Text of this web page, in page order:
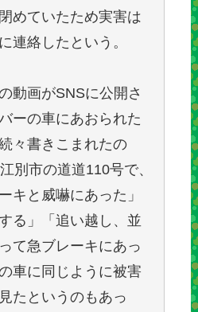
めていたため実害は
連絡したという。
動画がSNSに公開さ
ーの車にあおられた
々書きこまれたの
別市の道道110号で、
キと威嚇にあった」
る」「追い越し、並
て急ブレーキにあっ
車に同じように被害
たというのもあっ